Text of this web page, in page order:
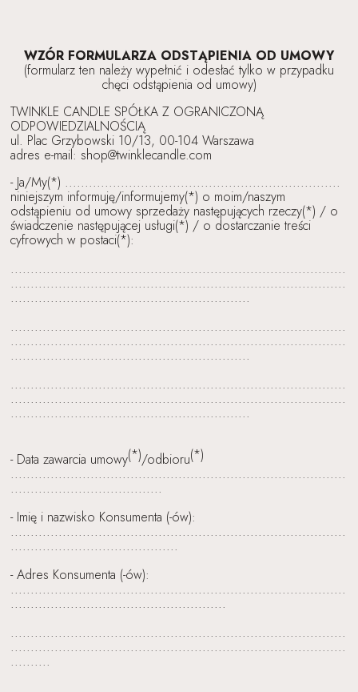
WZÓR FORMULARZA ODSTĄPIENIA OD UMOWY
(formularz ten należy wypełnić i odesłać tylko w przypadku
chęci odstąpienia od umowy)
TWINKLE CANDLE SPÓŁKA Z OGRANICZONĄ
ODPOWIEDZIALNOŚCIĄ
ul. Plac Grzybowski 10/13, 00-104 Warszawa
adres e-mail: shop@twinklecandle.com
- Ja/My(*) .....................................................................
niniejszym informuję/informujemy(*) o moim/naszym
odstąpieniu od umowy sprzedaży następujących rzeczy(*) / o
świadczenie następującej usługi(*) / o dostarczanie treści
cyfrowych w postaci(*):
....................................................................................
....................................................................................
............................................................
....................................................................................
....................................................................................
............................................................
....................................................................................
....................................................................................
............................................................
- Data zawarcia umowy(*)/odbioru(*)
....................................................................................
......................................
- Imię i nazwisko Konsumenta (-ów):
....................................................................................
..........................................
- Adres Konsumenta (-ów):
....................................................................................
......................................................
....................................................................................
....................................................................................
..........